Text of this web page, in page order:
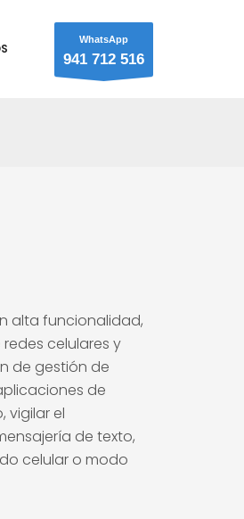
WhatsApp
941 712 516
alta funcionalidad,
celulares y
de gestión de
de
vigilar el
de texto,
celular o modo